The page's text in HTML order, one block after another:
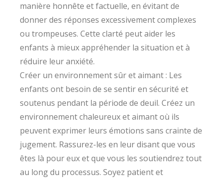
manière honnête et factuelle, en évitant de
donner des réponses excessivement complexes
ou trompeuses. Cette clarté peut aider les
enfants à mieux appréhender la situation et à
réduire leur anxiété.
Créer un environnement sûr et aimant : Les
enfants ont besoin de se sentir en sécurité et
soutenus pendant la période de deuil. Créez un
environnement chaleureux et aimant où ils
peuvent exprimer leurs émotions sans crainte de
jugement. Rassurez-les en leur disant que vous
êtes là pour eux et que vous les soutiendrez tout
au long du processus. Soyez patient et